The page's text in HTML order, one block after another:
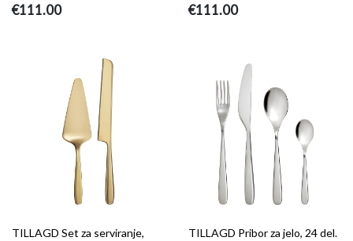
€111.00 €111.00
TILLAGD Set za serviranje,
TILLAGD Pribor za jelo, 24 del.